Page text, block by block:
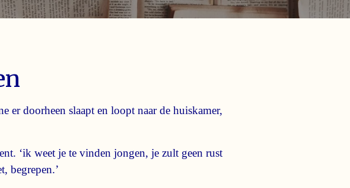
doorheen slaapt en loopt naar de huiskamer,
‘ik weet je te vinden jongen, je zult geen rust
begrepen.’